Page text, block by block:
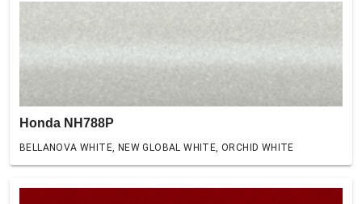
Honda NH788P
BELLANOVA WHITE, NEW GLOBAL WHITE, ORCHID WHITE